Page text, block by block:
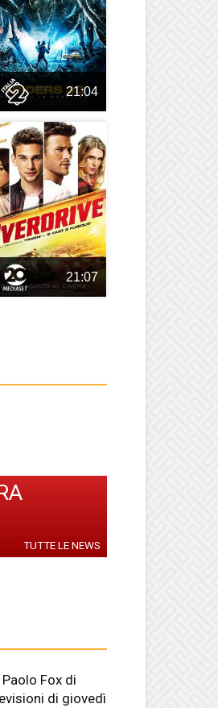
21:04
21:07
TUTTE LE NEWS
Fox di
di giovedì